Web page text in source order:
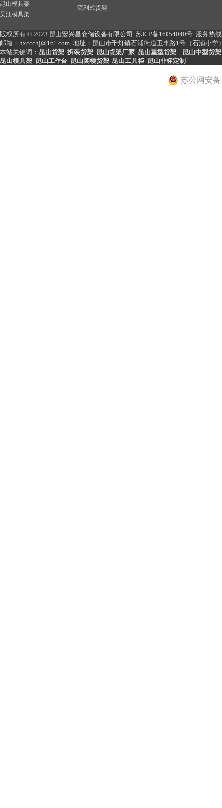
昆山模具架
吴江模具架
流利式货架
版权所有 © 2023 昆山宏兴昌仓储设备有限公司 苏ICP备16054040号 服务热
邮箱：hxccchj@163.com 地址：昆山市千灯镇石浦街道卫丰路1号（石浦小学
本站关键词： 昆山货架 拆装货架 昆山货架厂家 昆山重型货架
昆山中型货架
昆山模具架 昆山工作台 昆山阁楼货架 昆山工具柜 昆山非标定制
苏公网安备